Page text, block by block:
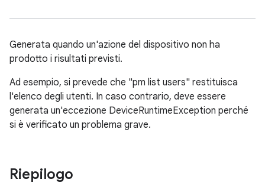
Generata quando un'azione del dispositivo non ha
prodotto i risultati previsti.
Ad esempio, si prevede che "pm list users" restituisca
l'elenco degli utenti. In caso contrario, deve essere
generata un'eccezione DeviceRuntimeException perché
si è verificato un problema grave.
Riepilogo